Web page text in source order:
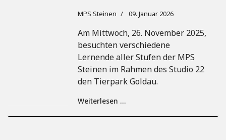
MPS Steinen 09. Januar 2026
Am Mittwoch, 26. November 2025,
besuchten verschiedene
Lernende aller Stufen der MPS
Steinen im Rahmen des Studio 22
den Tierpark Goldau.
Weiterlesen …